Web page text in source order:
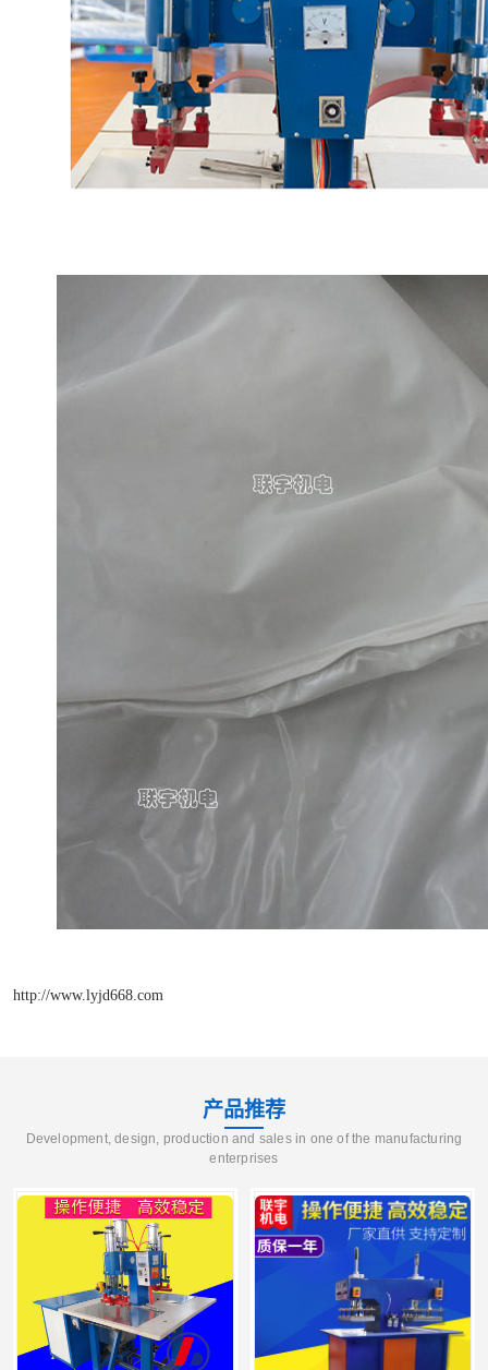
http://www.lyjd668.com
产品推荐
Development, design, production and sales in one of the manufacturing
enterprises